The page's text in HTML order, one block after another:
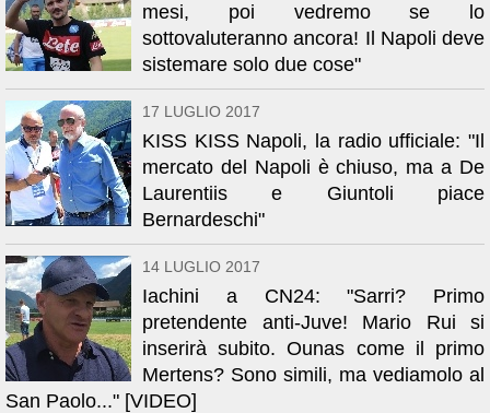
mesi, poi vedremo se lo
sottovaluteranno ancora! Il Napoli deve
sistemare solo due cose"
17 LUGLIO 2017
KISS KISS Napoli, la radio ufficiale: "Il
mercato del Napoli è chiuso, ma a De
Laurentiis e Giuntoli piace
Bernardeschi"
14 LUGLIO 2017
Iachini a CN24: "Sarri? Primo
pretendente anti-Juve! Mario Rui si
inserirà subito. Ounas come il primo
Mertens? Sono simili, ma vediamolo al
San Paolo..." [VIDEO]